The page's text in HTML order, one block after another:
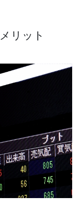
リット